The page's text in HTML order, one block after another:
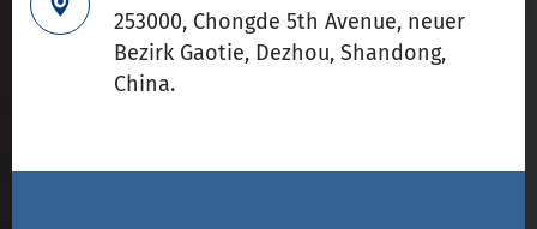
253000, Chongde 5th Avenue, neuer
Bezirk Gaotie, Dezhou, Shandong,
China.